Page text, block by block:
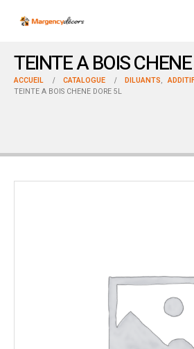
TEINTE A BOIS
ACCUEIL CATALOGUE DILUANTS,
TEINTE A BOIS CHENE DORE 5L